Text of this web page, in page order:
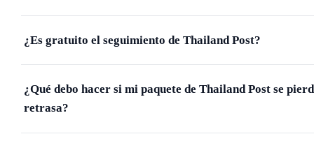
¿Es gratuito el seguimiento de Thailand Post?
¿Qué debo hacer si mi paquete de Thailand Post se
retrasa?